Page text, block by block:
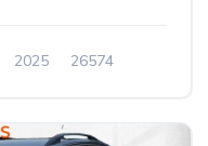
2025
26574